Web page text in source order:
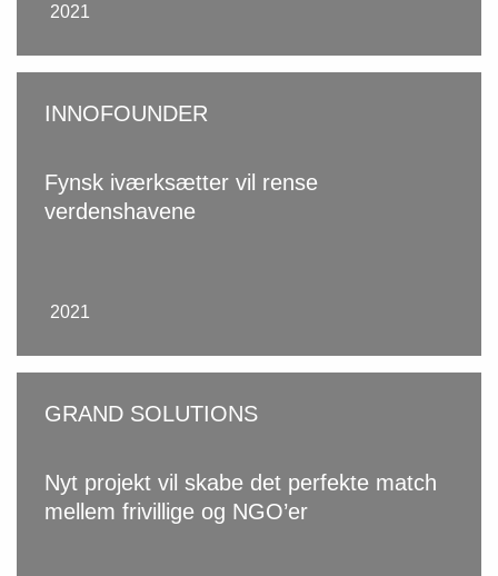
2021
INNOFOUNDER
Fynsk iværksætter vil rense
verdenshavene
2021
GRAND SOLUTIONS
Nyt projekt vil skabe det perfekte match
mellem frivillige og NGO’er